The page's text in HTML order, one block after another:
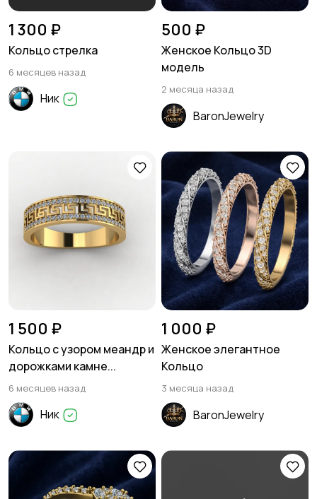
1 300 ₽
Кольцо стрелка
6 месяцев назад
Ник
500 ₽
Женское Кольцо 3D
модель
2 месяца назад
BaronJewelry
1 500 ₽
Кольцо с узором меандр и
дорожками камне...
6 месяцев назад
Ник
1 000 ₽
Женское элегантное
Кольцо
3 месяца назад
BaronJewelry